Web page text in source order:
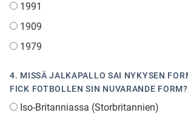
1991
1909
1979
4. MISSÄ JALKAPALLO SAI NYKYSEN
FICK FOTBOLLEN SIN NUVARANDE
Iso-Britanniassa (Storbritannien)